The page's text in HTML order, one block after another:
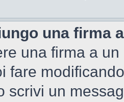
una firma
una firma a
fare
scrivi un